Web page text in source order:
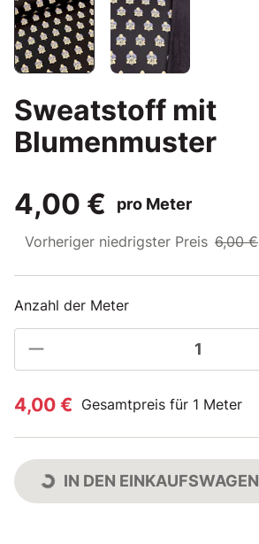
Sweatstoff mit
Blumenmuster
4,00 €
pro Meter
Vorheriger niedrigster Preis 6,00 €
Anzahl der Meter
4,00 € Gesamtpreis für 1 Meter
IN DEN EINKAUFSWAGEN